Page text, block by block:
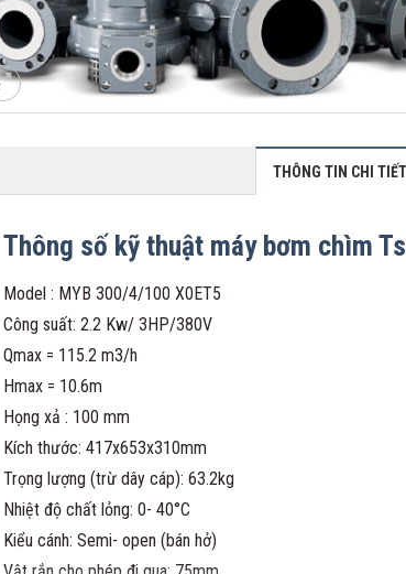
THÔNG TIN CHI TIẾT
Thông số kỹ thuật máy bơm chìm
Model : MYB 300/4/100 X0ET5
Công suất: 2.2 Kw/ 3HP/380V
Qmax = 115.2 m3/h
Hmax = 10.6m
Họng xả : 100 mm
Kích thước: 417x653x310mm
Trọng lượng (trừ dây cáp): 63.2kg
Nhiệt độ chất lỏng: 0- 40°C
Kiểu cánh: Semi- open (bán hở)